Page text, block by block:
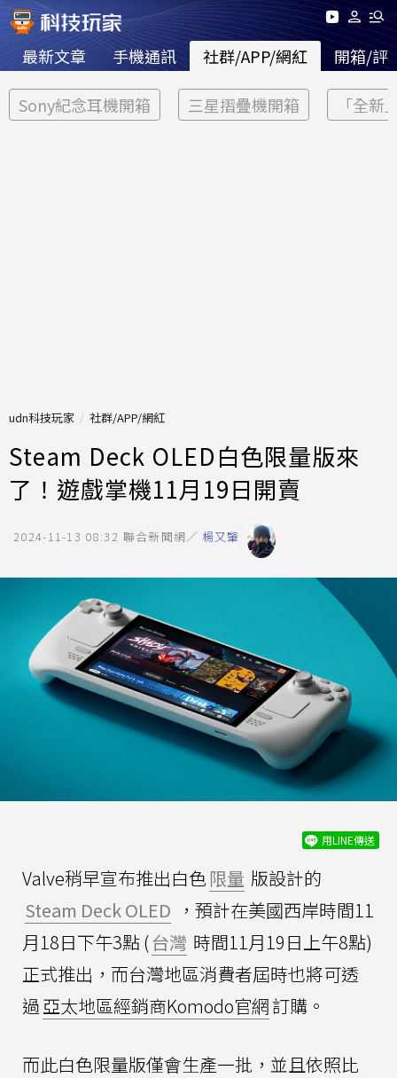
最新文章 手機通訊 社群/APP/網紅 開箱/評
Sony紀念耳機開箱 三星摺疊機開箱 「全新
udn科技玩家 社群/APP/網紅
Steam Deck OLED白色限量版來
了！遊戲掌機11月19日開賣
2024-11-13 08:32 聯合新聞網／ 楊又肇
用LINE傳送
Valve稍早宣布推出白色限量 版設計的
Steam Deck OLED ，預計在美國西岸時間11
月18日下午3點 (台灣 時間11月19日上午8點)
正式推出，而台灣地區消費者屆時也將可透
過亞太地區經銷商Komodo官網訂購。
而此白色限量版僅會生產一批，並且依照比